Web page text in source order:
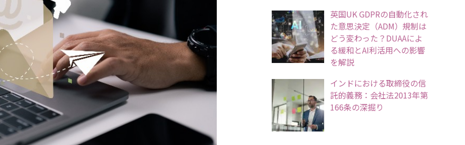
英国UK GDPRの自動化され
た意思決定（ADM）規制は
どう変わった？DUAAによ
る緩和とAI利活用への影響
を解説
インドにおける取締役の信
託的義務：会社法2013年第
166条の深掘り